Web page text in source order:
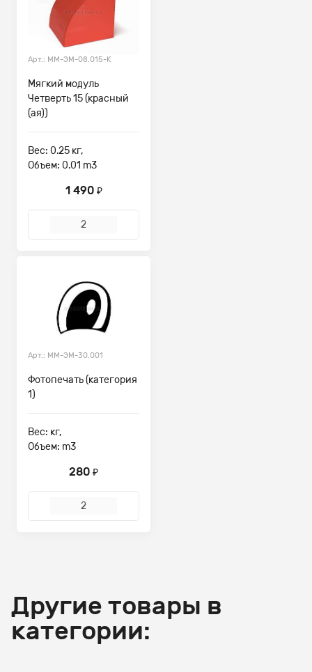
Арт.: ММ-ЭМ-08.015-К
Мягкий модуль
Четверть 15 (красный
(ая))
Вес: 0.25 кг,
Объем: 0.01 m3
1 490 ₽
Арт.: ММ-ЭМ-30.001
Фотопечать (категория
1)
Вес: кг,
Объем: m3
280 ₽
Другие товары в
категории: